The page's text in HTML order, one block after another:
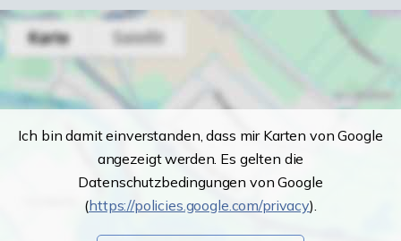
Ich bin damit einverstanden, dass mir Karten von Google
angezeigt werden. Es gelten die
Datenschutzbedingungen von Google
(https://policies.google.com/privacy).